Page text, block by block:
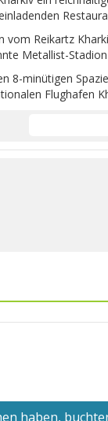
vom Reikartz
Metallist-
8-minütigen
Flughafen
haben,